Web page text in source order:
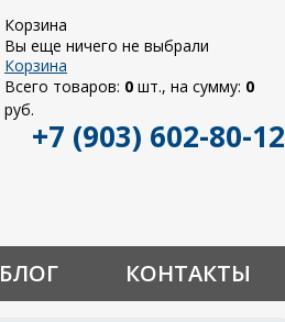
Корзина
Вы еще ничего не выбрали
Корзина
Всего товаров: 0 шт., на сумму: 0
руб.
+7 (903) 602-80-12
БЛОГ КОНТАКТЫ